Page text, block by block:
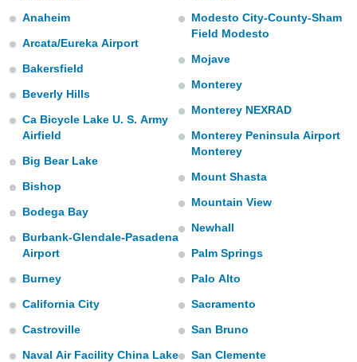
доступ
вы
на
всех
ПРИНЯТЬ
НАСТРОЙКИ
Anaheim
Arcata/Eureka Airport
Bakersfield
Beverly Hills
Ca Bicycle Lake U. S. Army
Airfield
Big Bear Lake
Bishop
Bodega Bay
Burbank-Glendale-Pasadena
Airport
Burney
California City
Castroville
Naval Air Facility China Lake
Modesto City-County-Sham
Field Modesto
Mojave
Monterey
Monterey NEXRAD
Monterey Peninsula Airport
Monterey
Mount Shasta
Mountain View
Newhall
Palm Springs
Palo Alto
Sacramento
San Bruno
San Clemente